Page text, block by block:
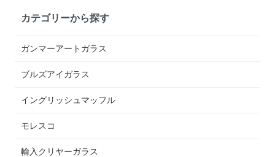
カテゴリーから探す
ガンマーアートガラス
ブルズアイガラス
イングリッシュマッフル
モレスコ
輸入クリヤーガラス